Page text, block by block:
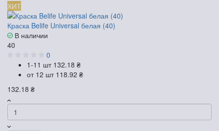
ХИТ
Краска Belife Universal белая (40)
В наличии
40
0
1-11 шт 132.18 ₴
от 12 шт 118.92 ₴
132.18 ₴